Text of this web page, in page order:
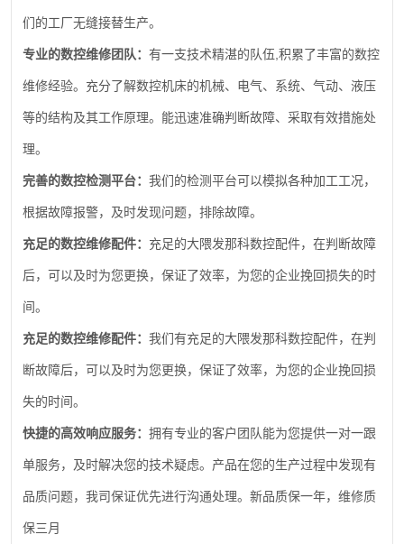
们的工厂无缝接替生产。
专业的数控维修团队： 有一支技术精湛的队伍 ,积累了丰富的数控
维修经验。充分了解数控机床的机械、电气、系统、气动、液压
等的结构及其工作原理。能迅速准确判断故障、采取有效措施处
理。
完善的数控检测平台： 我们的检测平台可以模拟各种加工工况，
根据故障报警，及时发现问题，排除故障。
充足的数控维修配件： 充足的大隈发那科数控配件，在判断故障
后，可以及时为您更换，保证了效率，为您的企业挽回损失的时
间。
充足的数控维修配件： 我们有充足的大隈发那科数控配件，在判
断故障后，可以及时为您更换，保证了效率，为您的企业挽回损
失的时间。
快捷的高效响应服务： 拥有专业的客户团队能为您提供一对一跟
单服务，及时解决您的技术疑虑。产品在您的生产过程中发现有
品质问题，我司保证优先进行沟通处理。新品质保一年，维修质
保三月